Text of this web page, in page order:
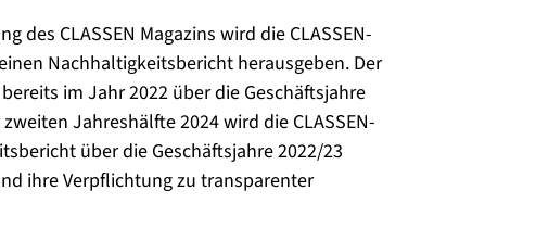
des CLASSEN Magazins wird die CLASSEN-
Nachhaltigkeitsbericht herausgeben. Der
im Jahr 2022 über die Geschäftsjahre
Jahreshälfte 2024 wird die CLASSEN-
über die Geschäftsjahre 2022/23
ihre Verpflichtung zu transparenter